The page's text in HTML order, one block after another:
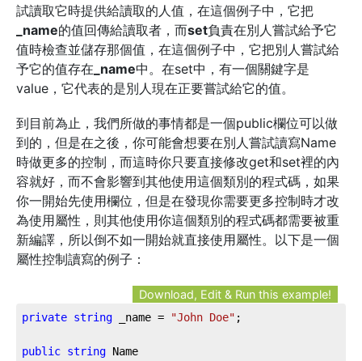
試讀取它時提供給讀取的人值，在這個例子中，它把
_name的值回傳給讀取者，而set負責在別人嘗試給予它
值時檢查並儲存那個值，在這個例子中，它把別人嘗試給
予它的值存在 _name中。在set中，有一個關鍵字是
value，它代表的是別人現在正要嘗試給它的值。
到目前為止，我們所做的事情都是一個public欄位可以做
到的，但是在之後，你可能會想要在別人嘗試讀寫Name
時做更多的控制，而這時你只要直接修改get和set裡的內
容就好，而不會影響到其他使用這個類別的程式碼，如果
你一開始先使用欄位，但是在發現你需要更多控制時才改
為使用屬性，則其他使用你這個類別的程式碼都需要被重
新編譯，所以倒不如一開始就直接使用屬性。以下是一個
屬性控制讀寫的例子：
Download, Edit & Run this example!
private string _name = "John Doe" ;
public string Name